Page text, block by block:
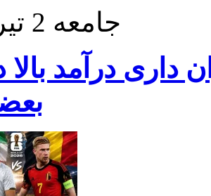
جامعه 2 تیر 1405
درآمد بالا